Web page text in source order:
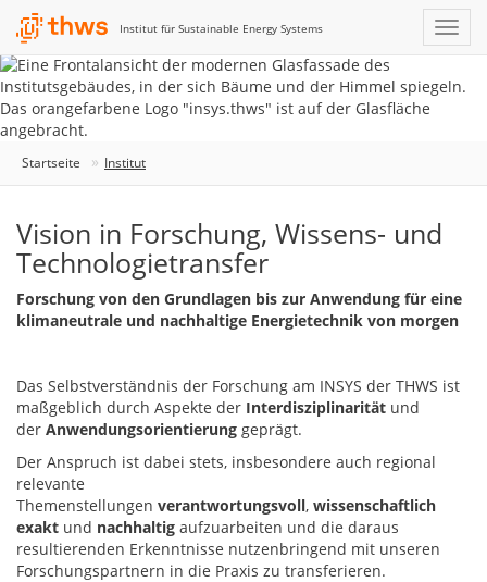
Institut für Sustainable Energy Systems
Startseite Institut
Vision in Forschung, Wissens- und
Technologietransfer
Forschung von den Grundlagen bis zur Anwendung für eine
klimaneutrale und nachhaltige Energietechnik von morgen
Das Selbstverständnis der Forschung am INSYS der THWS ist
maßgeblich durch Aspekte der Interdisziplinarität und
der Anwendungsorientierung geprägt.
Der Anspruch ist dabei stets, insbesondere auch regional
relevante
Themenstellungen verantwortungsvoll, wissenschaftlich
exakt und nachhaltig aufzuarbeiten und die daraus
resultierenden Erkenntnisse nutzenbringend mit unseren
Forschungspartnern in die Praxis zu transferieren.